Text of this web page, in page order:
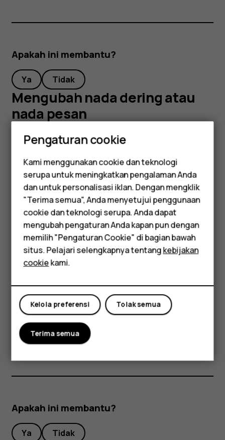
Smartphone
Feature phones
Aksesori
Tablet
Apakah ini membantu?
Ya Tidak
Mengubah nada dering atau
nada pesan
Anda dapat memilih nada dering atau nada pesan baru.
Mengubah nada dering
PilihMenu> >Pengaturan nada.
Pilih
Nada dering.
Gulir ke nada dering.
TekanOK.
Tips:Apakah nada dering terlalu keras atau terlalu
pelan? Pilih
Mengubah nada pesan
PilihMenu> > Pengaturan nada.
Pilih nada yang ingin digunakan, lalu pilih
Apakah ini membantu?
Ya Tidak
Pengaturan cookie
Kami menggunakan cookie dan teknologi
serupa untuk meningkatkan pengalaman Anda
dan untuk personalisasi iklan. Dengan mengklik
"Terima semua", Anda menyetujui penggunaan
cookie dan teknologi serupa. Anda dapat
mengubah pengaturan Anda kapan pun dengan
memilih "Pengaturan Cookie" di bagian bawah
situs. Pelajari selengkapnya tentangkebijakan
cookiekami.
Tolak semua
Kelola preferensi
Terima semua